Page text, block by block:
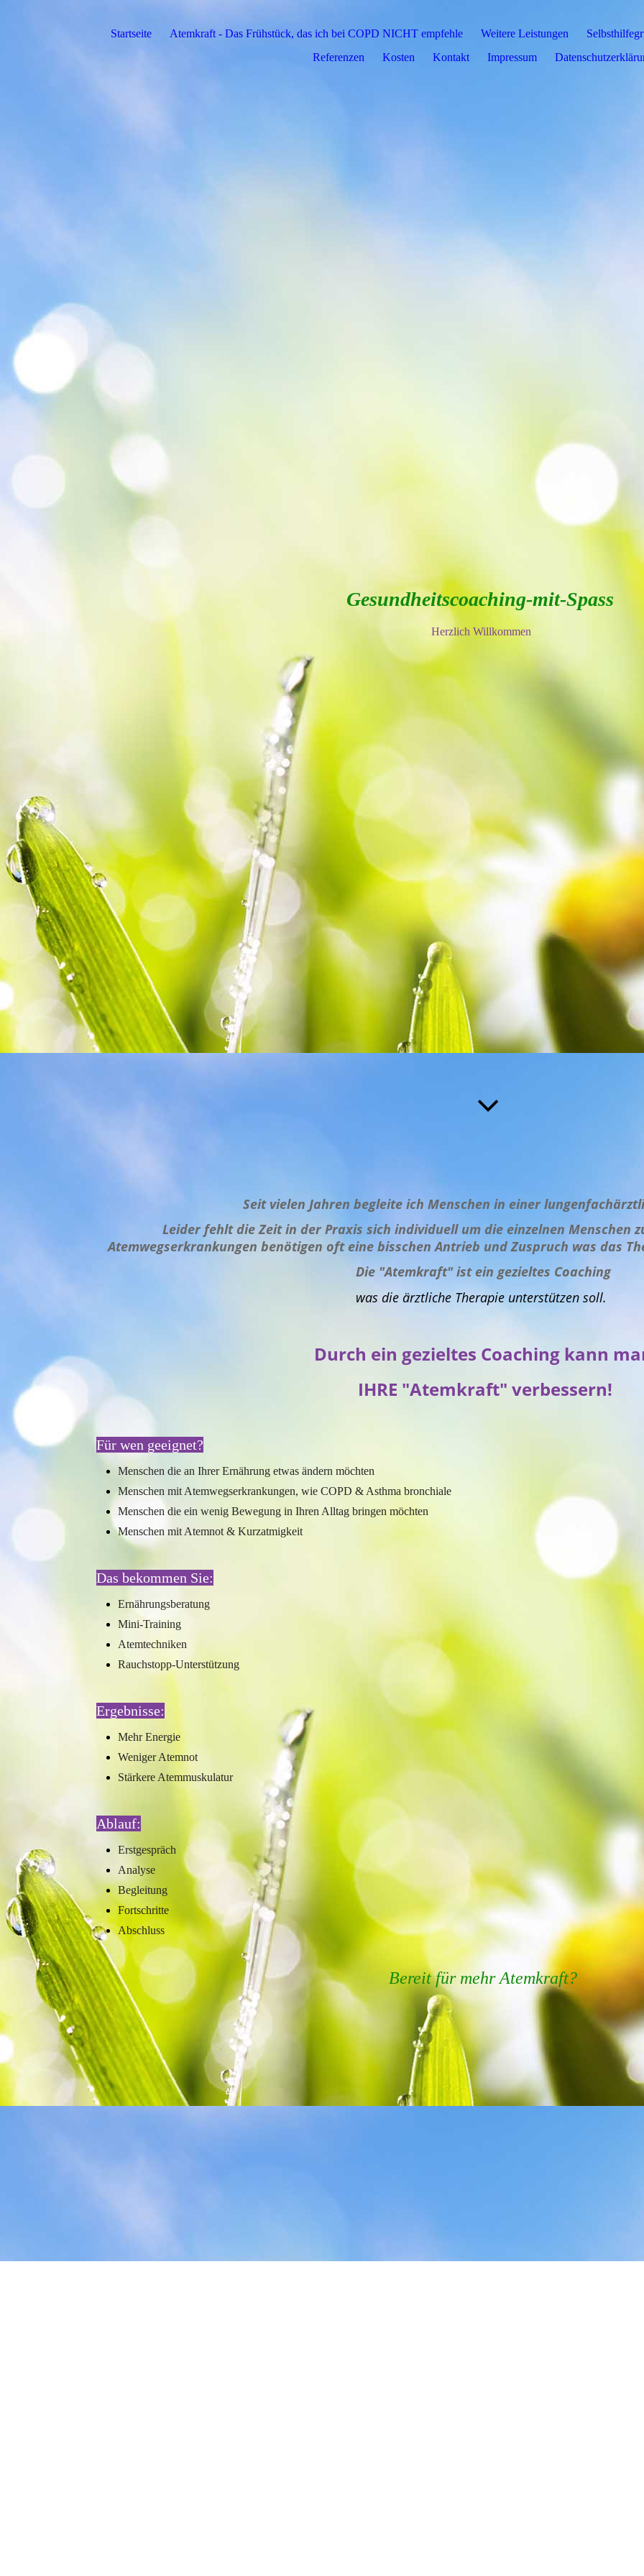
Startseite Atemkraft - Das Frühstück, das ich bei COPD NICHT empfehle Weitere Leistungen
Referenzen
Kosten Kontakt Impressum
Gesundheitscoaching-mit-Spass
Herzlich Willkommen
Seit vielen Jahren begleite ich Menschen in einer
Leider fehltdie Zeit in der Praxis sich individuell um die einzelnen Menschen
Atemwegserkrankungen benötigen oft eine bisschen Antrieb und Zuspruch was das
Die "Atemkraft" ist ein gezieltes Coaching
was die ärztliche Therapie unterstützen soll.
Durch ein gezieltes Coaching kann
IHRE "Atemkraft" verbessern!
Für wen geeignet?
Menschen die an Ihrer Ernährung etwas ändern möchten
Menschen mit Atemwegserkrankungen, wie COPD & Asthma bronchiale
Menschen die ein wenig Bewegung in Ihren Alltag bringen möchten
Menschen mit Atemnot & Kurzatmigkeit
Das bekommen Sie:
Ernährungsberatung
Mini-Training
Atemtechniken
Rauchstopp-Unterstützung
Ergebnisse:
Mehr Energie
Weniger Atemnot
Stärkere Atemmuskulatur
Ablauf:
Erstgespräch
Analyse
Begleitung
Fortschritte
Abschluss
Bereit für mehr Atemkraft?